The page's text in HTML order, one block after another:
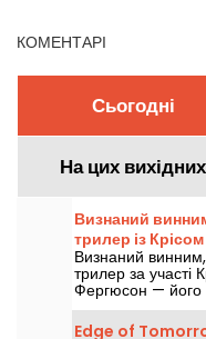
КОМЕНТАРІ
Сьогодні
На цих вихідних
Визнаний
трилер із
на Canal+
Визнаний
трилер за участі
Фергюсон — його
п’ятницю 7
Edge of